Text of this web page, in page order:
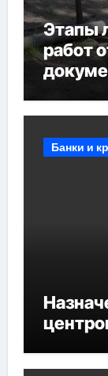
Этапы
работ
Банки и